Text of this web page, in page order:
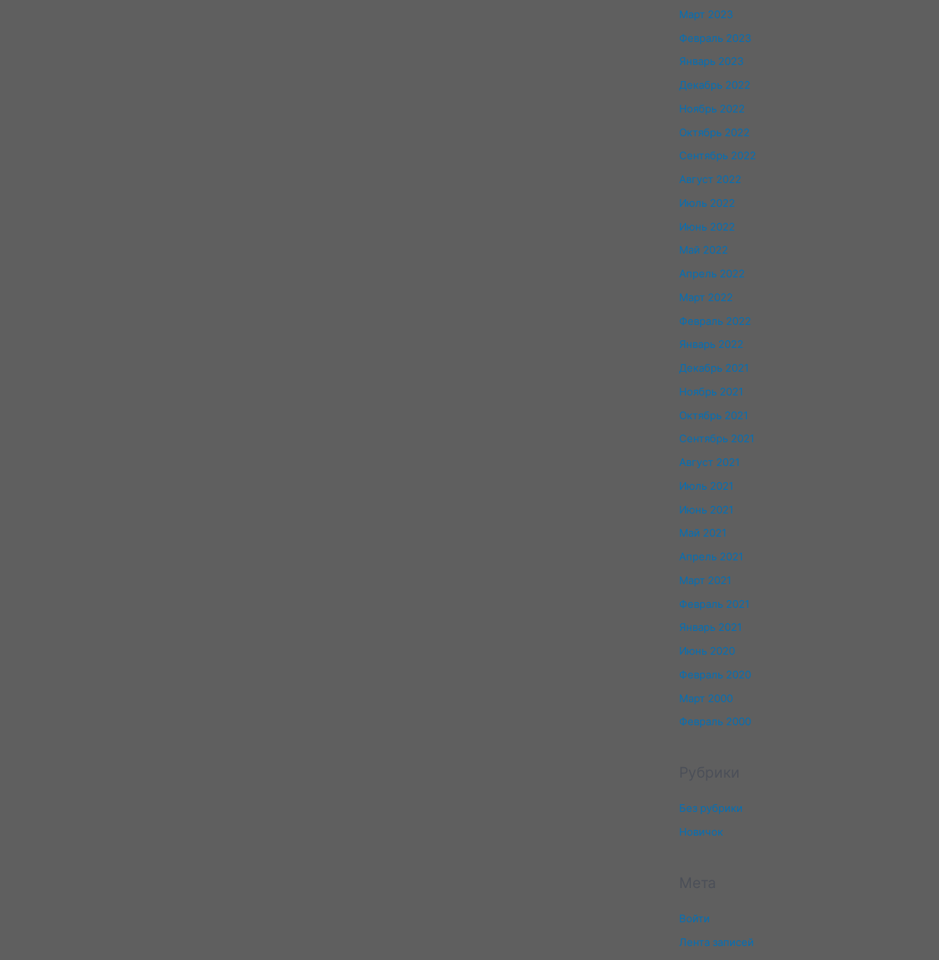
Март 2023
Февраль 2023
Январь 2023
Декабрь 2022
Ноябрь 2022
Октябрь 2022
Сентябрь 2022
Август 2022
Июль 2022
Июнь 2022
Май 2022
Апрель 2022
Март 2022
Февраль 2022
Январь 2022
Декабрь 2021
Ноябрь 2021
Октябрь 2021
Сентябрь 2021
Август 2021
Июль 2021
Июнь 2021
Май 2021
Апрель 2021
Март 2021
Февраль 2021
Январь 2021
Июнь 2020
Февраль 2020
Март 2000
Февраль 2000
Без рубрики
Новичок
Войти
Лента записей